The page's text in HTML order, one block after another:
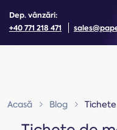
Dep. vânzări:
+40 771 218 471
Acasă Blog